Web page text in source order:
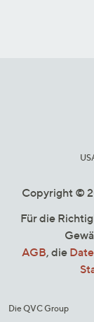
Copyright ©
Für die
AGB, die
Die QVC Group